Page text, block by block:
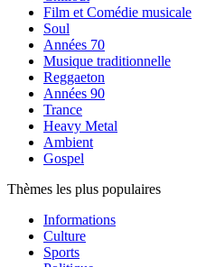
Film et Comédie musicale
Soul
Années 70
Musique traditionnelle
Reggaeton
Années 90
Trance
Heavy Metal
Ambient
Gospel
Thèmes les plus populaires
Informations
Culture
Sports